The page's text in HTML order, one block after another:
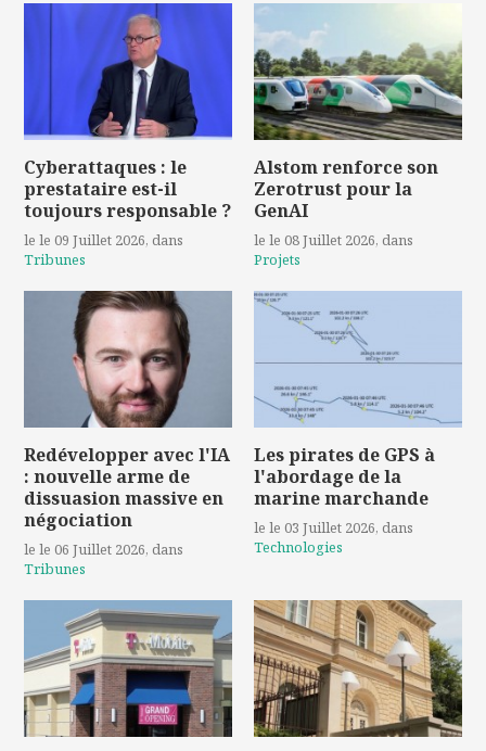
Cyberattaques : le
prestataire est-il
toujours responsable ?
le le 09 Juillet 2026, dans
Tribunes
Alstom renforce son
Zerotrust pour la
GenAI
le le 08 Juillet 2026, dans
Projets
Redévelopper avec l'IA
: nouvelle arme de
dissuasion massive en
négociation
le le 06 Juillet 2026, dans
Tribunes
Les pirates de GPS à
l'abordage de la
marine marchande
le le 03 Juillet 2026, dans
Technologies